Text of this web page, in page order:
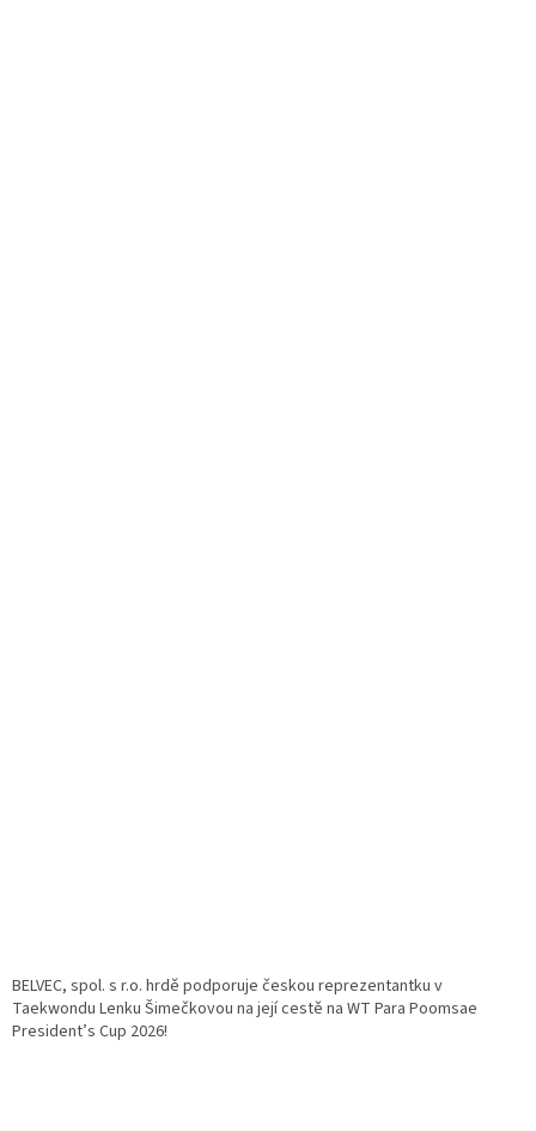
BELVEC, spol. s r.o. hrdě podporuje českou reprezentantku v
Taekwondu Lenku Šimečkovou na její cestě na WT Para Poomsae
President’s Cup 2026!